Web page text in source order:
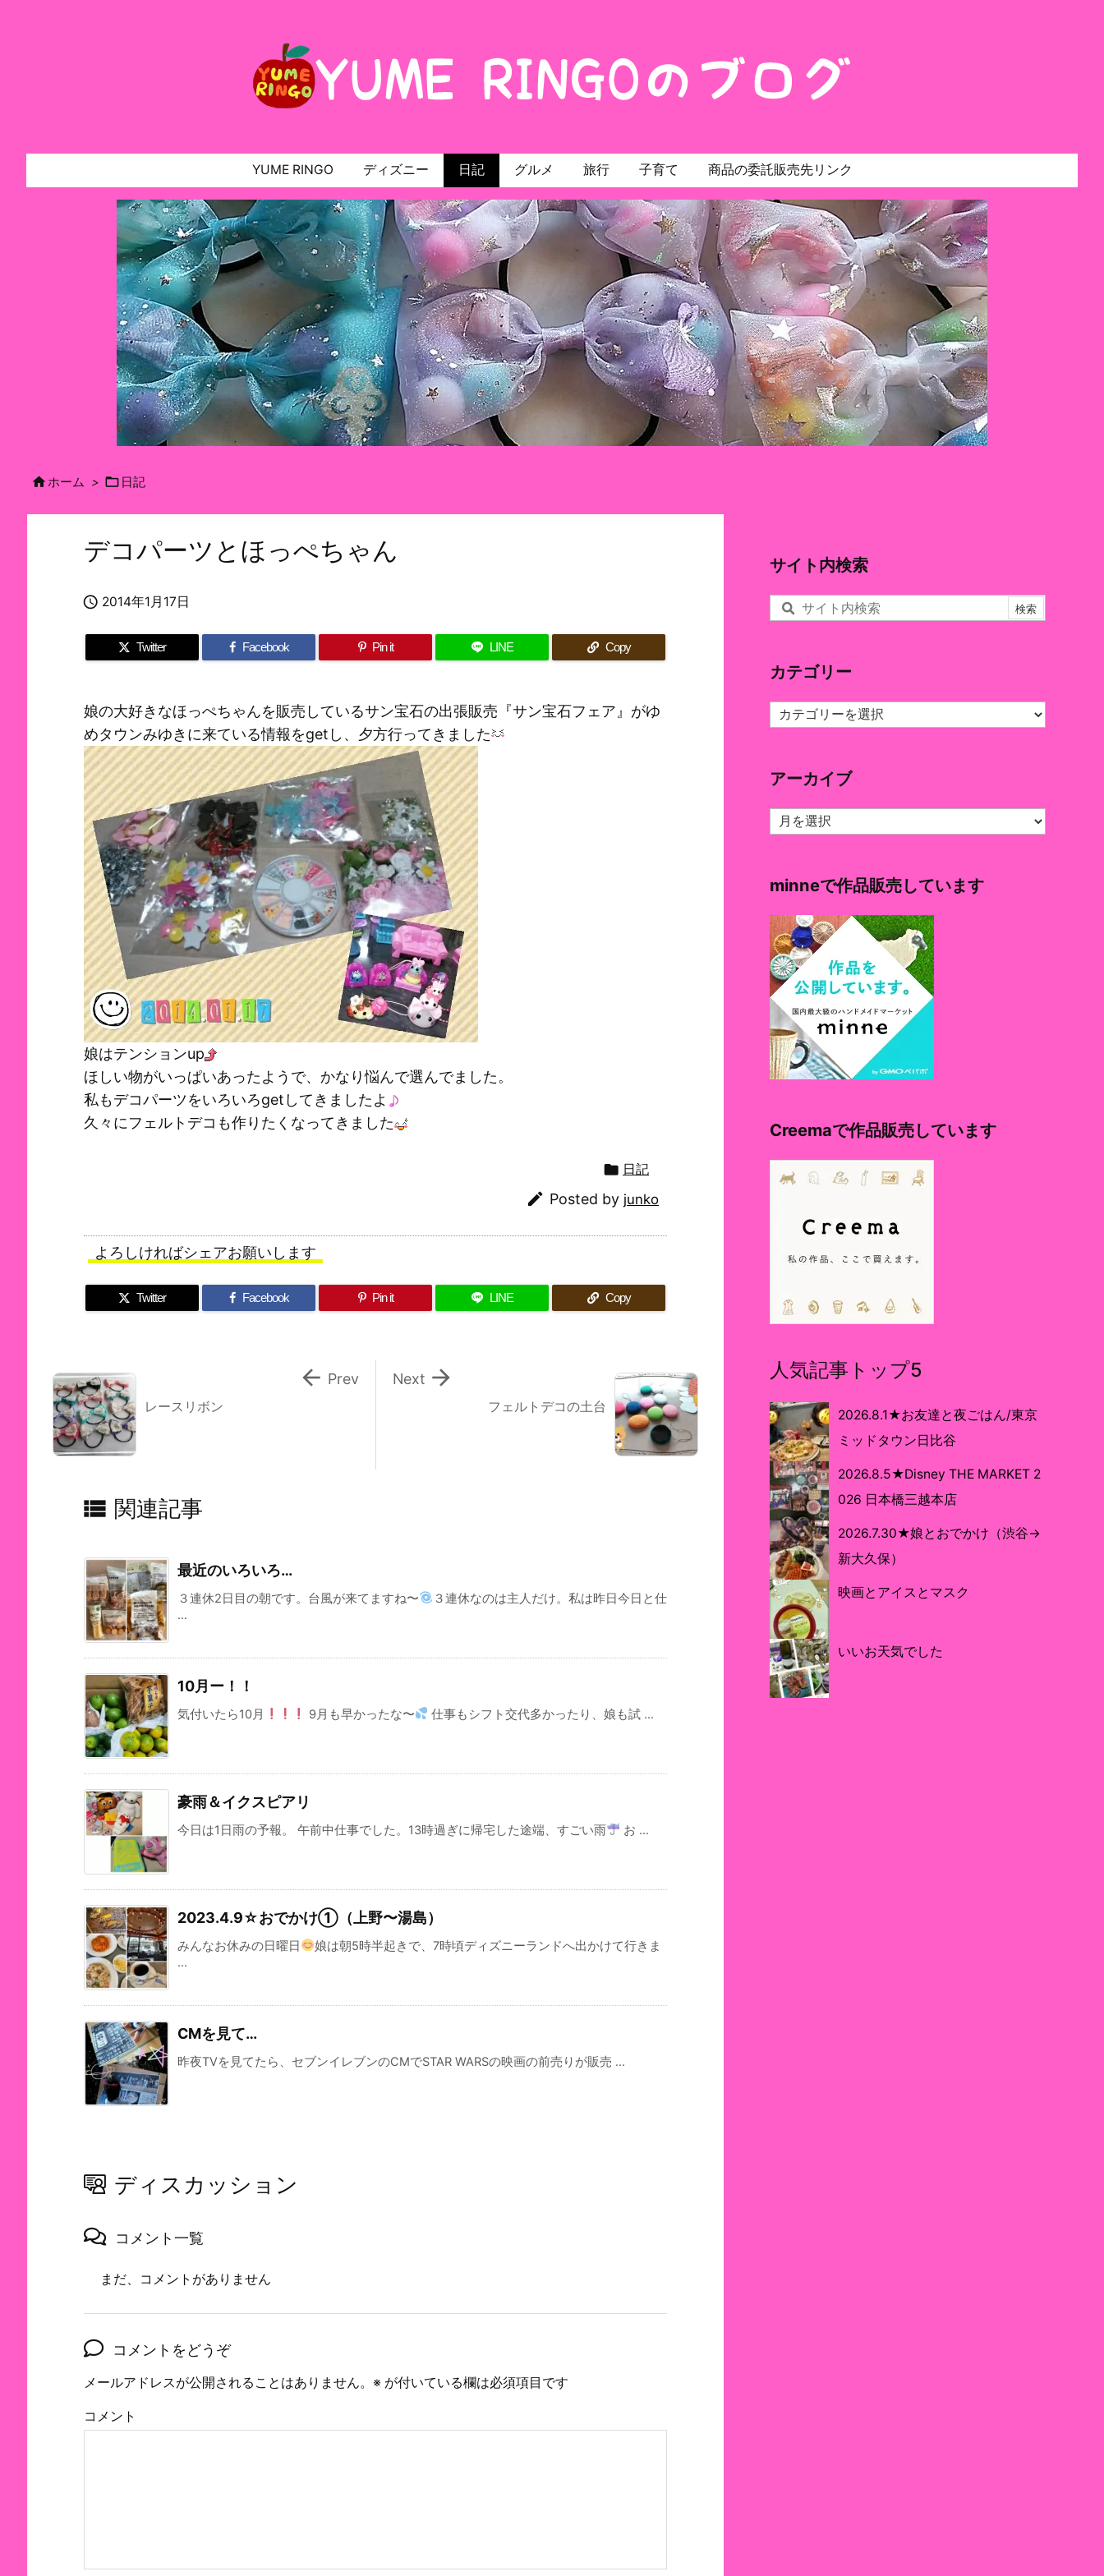
YUME RINGO ディズニー 日記 グルメ 旅行 子育て 商品の委託販売先リンク
ホーム >  日記
デコパーツとほっぺちゃん
 2014年1月17日
Twitter Facebook Pin it LINE Copy
娘の大好きなほっぺちゃんを販売しているサン宝石の出張販売『サン宝石フェア』がゆ
めタウンみゆきに来ている情報をgetし、夕方行ってきました
娘はテンションup
ほしい物がいっぱいあったようで、かなり悩んで選んでました。
私もデコパーツをいろいろgetしてきましたよ
久々にフェルトデコも作りたくなってきました
 日記
 Posted by junko
よろしければシェアお願いします
Twitter Facebook Pin it LINE Copy
フェルトデコの土台

Next
レースリボン
 Prev
 関連記事
最近のいろいろ…
３連休2日目の朝です。台風が来てますね〜
３連休なのは主人だけ。私は昨日今日と仕
...
10月ー！！
気付いたら10月 9月も早かったな〜 仕事もシフト交代多かったり、娘も試 ...
豪雨＆イクスピアリ
今日は1日雨の予報。 午前中仕事でした。13時過ぎに帰宅した途端、すごい雨 お ...
2023.4.9☆おでかけ①（上野〜湯島）
みんなお休みの日曜日
娘は朝5時半起きで、7時頃ディズニーランドへ出かけて行きま
...
CMを見て…
昨夜TVを見てたら、セブンイレブンのCMでSTAR WARSの映画の前売りが販売 ...
ディスカッション
コメント一覧
まだ、コメントがありません
コメントをどうぞ
メールアドレスが公開されることはありません。 ※ が付いている欄は必須項目です
コメント
サイト内検索
カテゴリー
カ
テ
ー
アーカイブ
ア
ー
ブ
minneで作品販売しています
Creemaで作品販売しています
人気記事トップ5
2026.8.1★お友達と夜ごはん/東京
ミッドタウン日比谷
2026.8.5★Disney THE MARKET 2
026 日本橋三越本店
2026.7.30★娘とおでかけ（渋谷→
新大久保）
映画とアイスとマスク
いいお天気でした